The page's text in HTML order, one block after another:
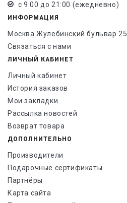
с 9:00 до 21:00 (ежедневно)
ИНФОРМАЦИЯ
Москва Жулебинский бульвар 25
Связаться с нами
ЛИЧНЫЙ КАБИНЕТ
Личный кабинет
История заказов
Мои закладки
Рассылка новостей
Возврат товара
ДОПОЛНИТЕЛЬНО
Производители
Подарочные сертификаты
Партнёры
Карта сайта